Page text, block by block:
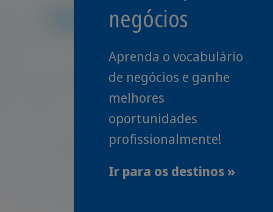
negócios
Aprenda o vocabulário
de negócios e ganhe
melhores
oportunidades
profissionalmente!
Ir para os destinos »